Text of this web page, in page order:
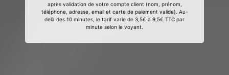
après validation de votre compte client (nom, prénom,
téléphone, adresse, email et carte de paiement valide). Au-
delà des 10 minutes, le tarif varie de 3,5€ à 9,5€ TTC par
minute selon le voyant.